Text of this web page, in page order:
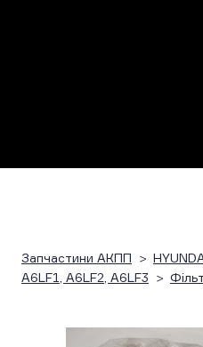
Запчастини АКПП
A6LF1, A6LF2, A6LF3